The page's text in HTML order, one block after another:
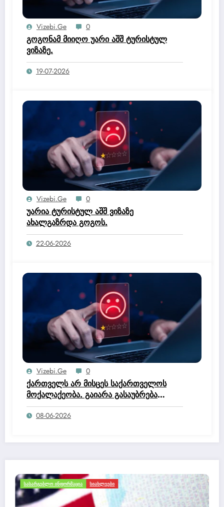
Vizebi.ge 0
გოგონამ მიიღო უარი აშშ ტურისტულ
ვიზაზე.
19-07-2026
Vizebi.ge 0
უარია ტურისტულ აშშ ვიზაზე
ახალგაზრდა გოგოს.
22-06-2026
Vizebi.ge 0
ქართველს არ მისცეს საქართველოს
მოქალაქეობა. გაიარა გასაუბრება
იუსტიციის სახლში და მოქალაქეობის
კომისია დაწერა, რომ არ ეკუთნის
08-06-2026
ᲡᲘᲐᲮᲚᲔᲔᲑᲘ ᲛᲝᲒᲖᲐᲣᲠᲝᲑᲐ